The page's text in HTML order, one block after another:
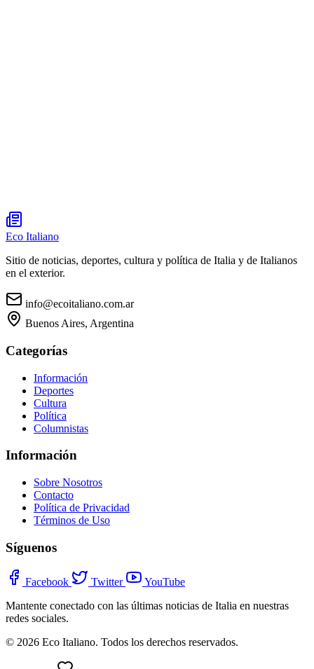
Eco Italiano
Sitio de noticias, deportes, cultura y política de Italia y de Italianos
en el exterior.
info@ecoitaliano.com.ar
Buenos Aires, Argentina
Categorías
Información
Deportes
Cultura
Política
Columnistas
Información
Sobre Nosotros
Contacto
Política de Privacidad
Términos de Uso
Síguenos
Facebook Twitter
YouTube
Mantente conectado con las últimas noticias de Italia en nuestras
redes sociales.
© 2026 Eco Italiano. Todos los derechos reservados.